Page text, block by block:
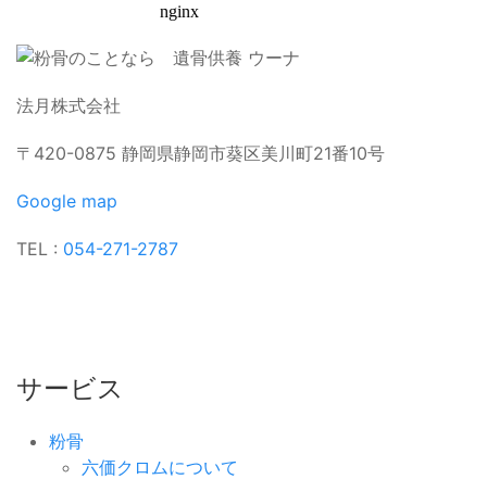
法月株式会社
〒420-0875 静岡県静岡市葵区美川町21番10号
Google map
TEL : 054-271-2787
サービス
粉骨
六価クロムについて